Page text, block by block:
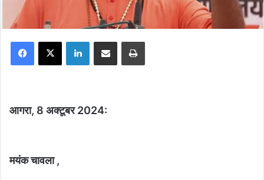
Facebook
X LinkedInShare via Email Print
आगरा, 8 अक्टूबर 2024:
मयंक चावला ,